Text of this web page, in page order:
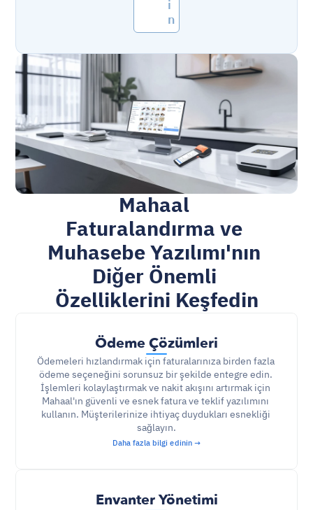
i
n
Mahaal
Faturalandırma ve
Muhasebe Yazılımı'nın
Diğer Önemli
Özelliklerini Keşfedin
Ödeme Çözümleri
Ödemeleri hızlandırmak için faturalarınıza birden fazla
ödeme seçeneğini sorunsuz bir şekilde entegre edin.
İşlemleri kolaylaştırmak ve nakit akışını artırmak için
Mahaal'ın güvenli ve esnek fatura ve teklif yazılımını
kullanın. Müşterilerinize ihtiyaç duydukları esnekliği
sağlayın.
Daha fazla bilgi edinin →
Envanter Yönetimi